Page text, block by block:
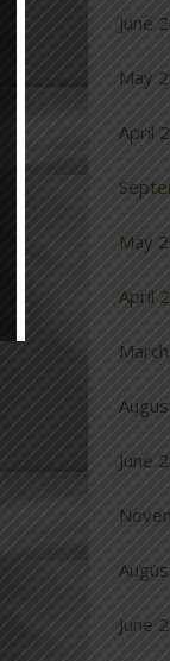
June
May
April
May
April
June
June